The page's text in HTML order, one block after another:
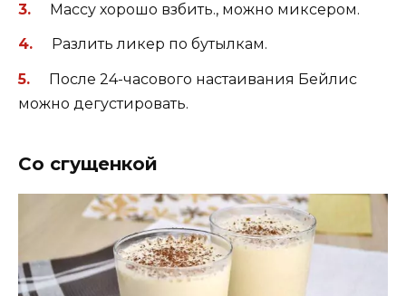
Массу хорошо взбить., можно миксером.
Разлить ликер по бутылкам.
После 24-часового настаивания Бейлис
можно дегустировать.
Со сгущенкой